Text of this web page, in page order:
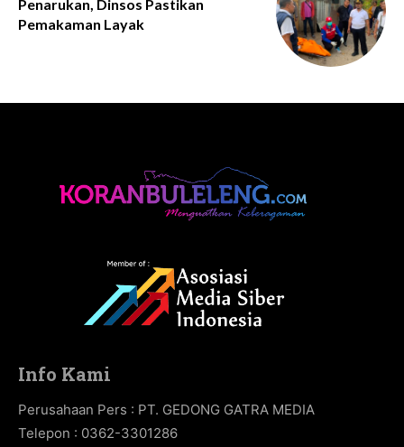
Penarukan, Dinsos Pastikan
Pemakaman Layak
Info Kami
Perusahaan Pers : PT. GEDONG GATRA MEDIA
Telepon : 0362-3301286